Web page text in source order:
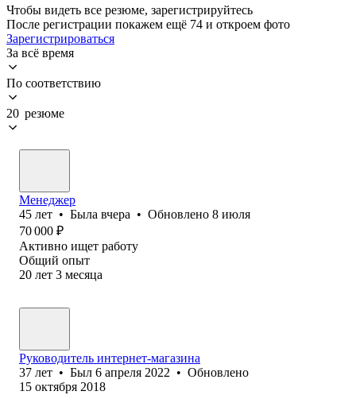
Чтобы видеть все резюме, зарегистрируйтесь
После регистрации покажем ещё 74 и откроем фото
Зарегистрироваться
За всё время
По соответствию
20 резюме
Менеджер
45 лет • Была вчера • Обновлено 8 июля
70 000 ₽
Активно ищет работу
Общий опыт
20 лет 3 месяца
Руководитель интернет-магазина
37 лет • Был 6 апреля 2022 • Обновлено
15 октября 2018